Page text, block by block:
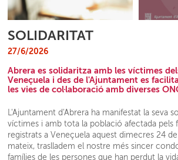
SOLIDARITAT
27/6/2026
Abrera es solidaritza amb les víctimes
Veneçuela i des de l'Ajuntament es
les vies de col·laboració amb diverses
L'Ajuntament d'Abrera ha manifestat la seva
víctimes i amb tota la població afectada pels
registrats a Veneçuela aquest dimecres 24
mateix, traslladem el nostre més sincer
famílies de les persones que han perdut la